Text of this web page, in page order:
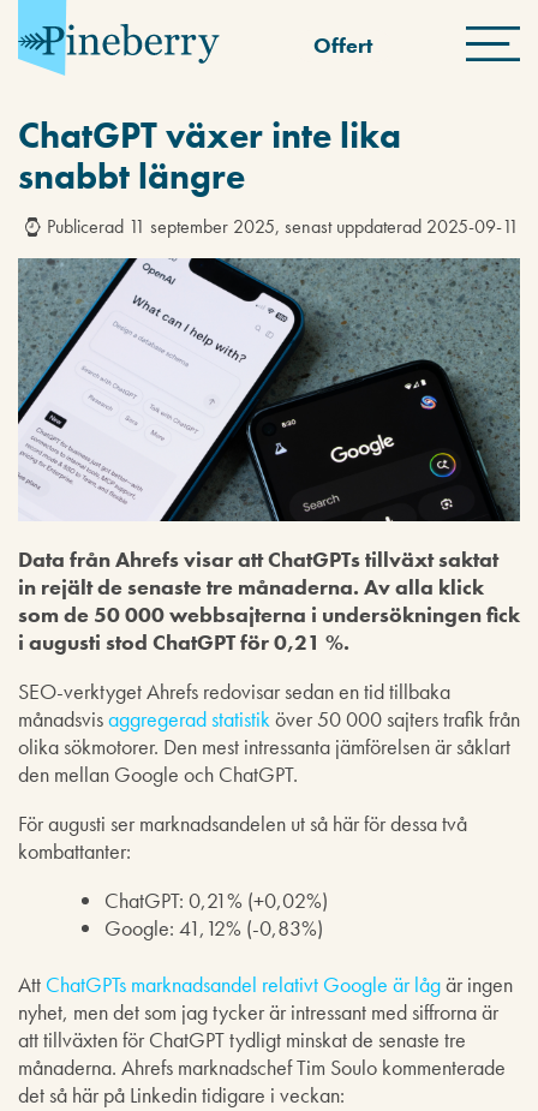
Offert
ChatGPT växer inte lika
snabbt längre
Publicerad 11 september 2025, senast uppdaterad 2025-09-11
Data från Ahrefs visar att ChatGPTs tillväxt saktat
in rejält de senaste tre månaderna. Av alla klick
som de 50 000 webbsajterna i undersökningen fick
i augusti stod ChatGPT för 0,21 %.
SEO-verktyget Ahrefs redovisar sedan en tid tillbaka
månadsvisaggregerad statistiköver 50 000 sajters trafik från
olika sökmotorer. Den mest intressanta jämförelsen är såklart
den mellan Google och ChatGPT.
För augusti ser marknadsandelen ut så här för dessa två
kombattanter:
ChatGPT: 0,21% (+0,02%)
Google: 41,12% (-0,83%)
Att ChatGPTs marknadsandel relativt Google är lågär ingen
nyhet, men det som jag tycker är intressant med siffrorna är
att tillväxten för ChatGPT tydligt minskat de senaste tre
månaderna. Ahrefs marknadschef Tim Soulo kommenterade
det så här på Linkedin tidigare i veckan: